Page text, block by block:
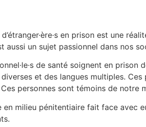
en prison est une
aussi un sujet passionnel dans nos
de santé soignent en
et des langues multiples.
personnes sont témoins de notre
en milieu pénitentiaire fait face avec